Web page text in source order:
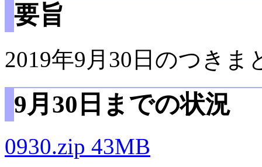
要旨
2019年9月30日のつきま
9月30日までの状況
0930.zip 43MB